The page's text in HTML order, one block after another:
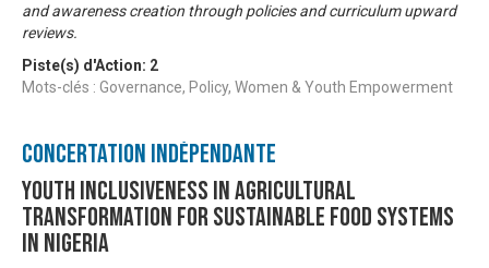
and awareness creation through policies and curriculum upward
reviews.
Piste(s) d'Action: 2
Mots-clés : Governance, Policy, Women & Youth Empowerment
Concertation Indépendante
Youth Inclusiveness In Agricultural
Transformation For Sustainable Food Systems
In Nigeria